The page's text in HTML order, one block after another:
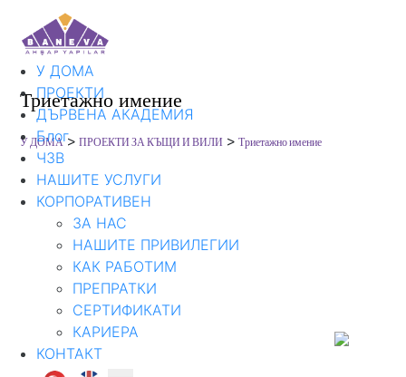
У ДОМА
ПРОЕКТИ
ДЪРВЕНА АКАДЕМИЯ
Блог
ЧЗВ
НАШИТЕ УСЛУГИ
КОРПОРАТИВЕН
ЗА НАС
НАШИТЕ ПРИВИЛЕГИИ
КАК РАБОТИМ
ПРЕПРАТКИ
СЕРТИФИКАТИ
КАРИЕРА
КОНТАКТ
Триетажно имение
У ДОМА>ПРОЕКТИ ЗА КЪЩИ И ВИЛИ >Триетажно имение